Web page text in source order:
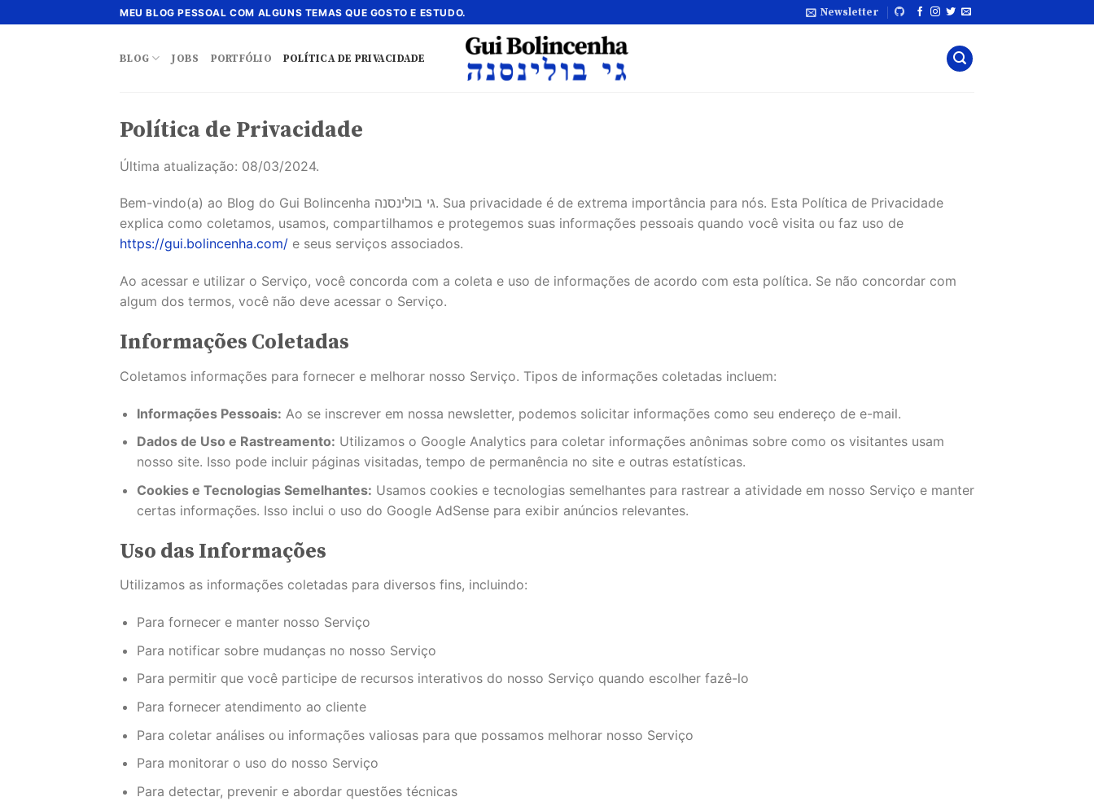
to
MEU BLOG PESSOAL COM ALGUNS TEMAS QUE GOSTO E ESTUDO. Newsletter
BLOG JOBS PORTFÓLIO POLÍTICA DE PRIVACIDADE
Política de Privacidade
Última atualização: 08/03/2024.
Bem-vindo(a) ao Blog do Gui Bolincenha גי בולינסנה. Sua privacidade é de extrema importância para nós. Esta Política de Privacidade
explica como coletamos, usamos, compartilhamos e protegemos suas informações pessoais quando você visita ou faz uso de
https://gui.bolincenha.com/ e seus serviços associados.
Ao acessar e utilizar o Serviço, você concorda com a coleta e uso de informações de acordo com esta política. Se não concordar com
algum dos termos, você não deve acessar o Serviço.
Informações Coletadas
Coletamos informações para fornecer e melhorar nosso Serviço. Tipos de informações coletadas incluem:
Informações Pessoais: Ao se inscrever em nossa newsletter, podemos solicitar informações como seu endereço de e-mail.
Dados de Uso e Rastreamento: Utilizamos o Google Analytics para coletar informações anônimas sobre como os visitantes usam
nosso site. Isso pode incluir páginas visitadas, tempo de permanência no site e outras estatísticas.
Cookies e Tecnologias Semelhantes: Usamos cookies e tecnologias semelhantes para rastrear a atividade em nosso Serviço e manter
certas informações. Isso inclui o uso do Google AdSense para exibir anúncios relevantes.
Uso das Informações
Utilizamos as informações coletadas para diversos fins, incluindo:
Para fornecer e manter nosso Serviço
Para notificar sobre mudanças no nosso Serviço
Para permitir que você participe de recursos interativos do nosso Serviço quando escolher fazê-lo
Para fornecer atendimento ao cliente
Para coletar análises ou informações valiosas para que possamos melhorar nosso Serviço
Para monitorar o uso do nosso Serviço
Para detectar, prevenir e abordar questões técnicas